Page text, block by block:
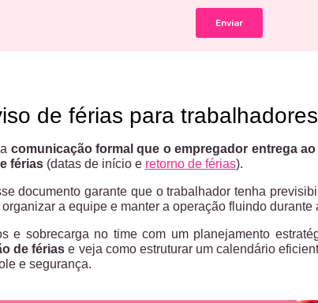
de férias para
comunicação formal que o empregador entrega
férias(datas de início e retorno de férias).
documento garante que o trabalhador tenha
a equipe e manter a operação fluindo durante
e sobrecarga no time com um planejamento
de fériase veja como estruturar um calendário
e segurança.